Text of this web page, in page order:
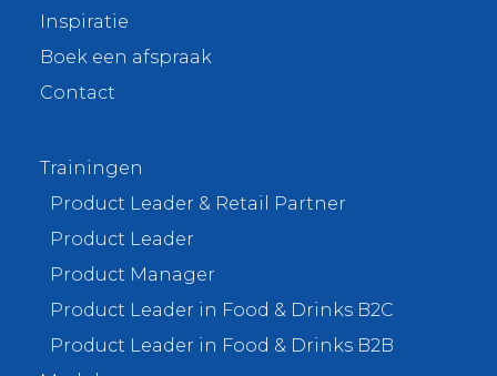
Inspiratie
Boek een afspraak
Contact
Trainingen
Product Leader & Retail Partner
Product Leader
Product Manager
Product Leader in Food & Drinks B2C
Product Leader in Food & Drinks B2B